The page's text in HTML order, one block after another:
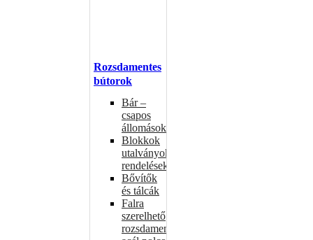
Rozsdamentes
bútorok
Bár –
csapos
állomások
Blokkok
utalványokhoz,
rendelésekhez
Bővítők
és tálcák
Falra
szerelhető
rozsdamentes